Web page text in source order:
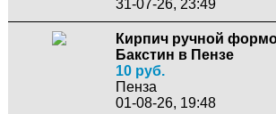
31-07-26, 23:49
Кирпич ручной
Бакстин в Пензе
10 руб.
Пенза
01-08-26, 19:48